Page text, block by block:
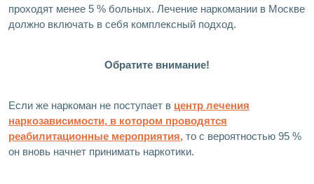
проходят менее 5 % больных. Лечение наркомании в Москве
должно включать в себя комплексный подход.
Обратите внимание!
Если же наркоман не поступает в центр лечения
наркозависимости, в котором проводятся
реабилитационные мероприятия, то с вероятностью 95 %
он вновь начнет принимать наркотики.